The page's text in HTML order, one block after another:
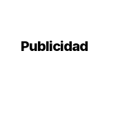
Publicidad